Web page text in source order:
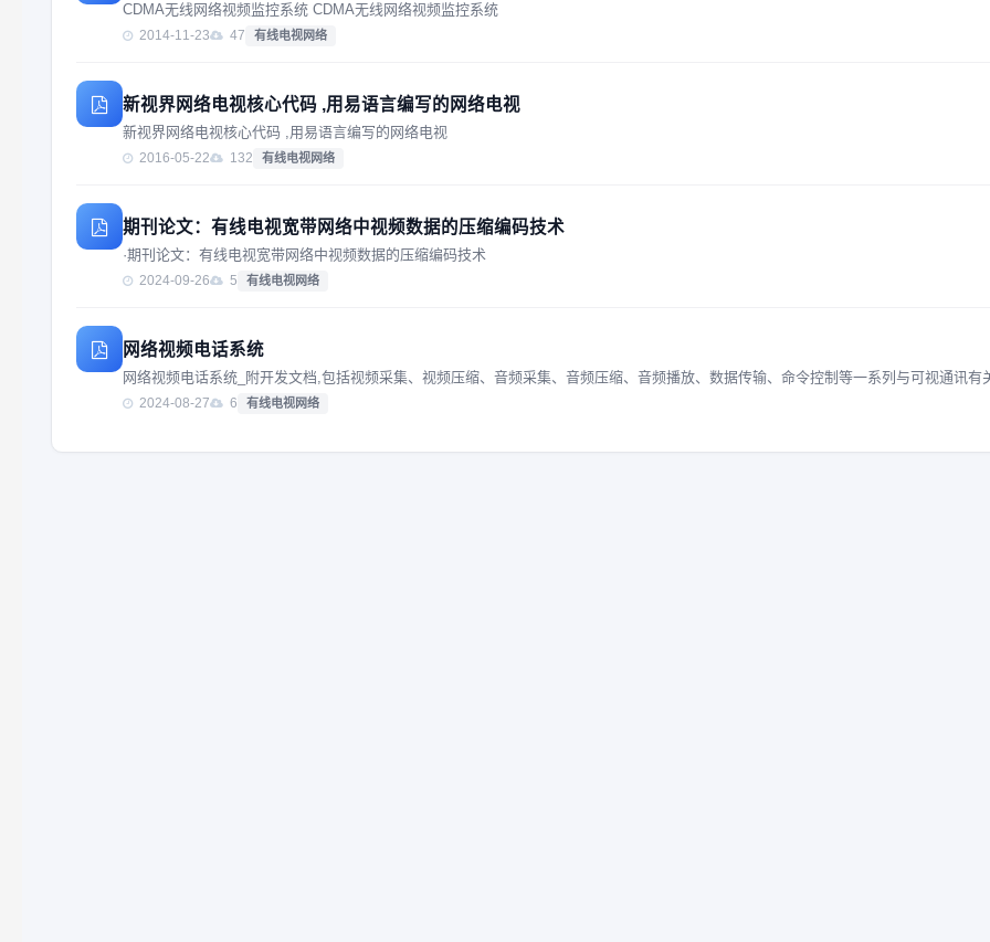
CDMA无线网络视频监控系统 CDMA无线网络视频监控系统
2014-11-23 47 有线电视网络
新视界网络电视核心代码 ,用易语言编写的网络电视
新视界网络电视核心代码 ,用易语言编写的网络电视
2016-05-22 132 有线电视网络
期刊论文：有线电视宽带网络中视频数据的压缩编码技术
·期刊论文：有线电视宽带网络中视频数据的压缩编码技术
2024-09-26 5 有线电视网络
网络视频电话系统
网络视频电话系统_附开发文档,包括视频采集、视频压缩、音频采集、音频压缩、音频播放、数据传输、命令控制等一系列与可视通讯有
2024-08-27 6 有线电视网络